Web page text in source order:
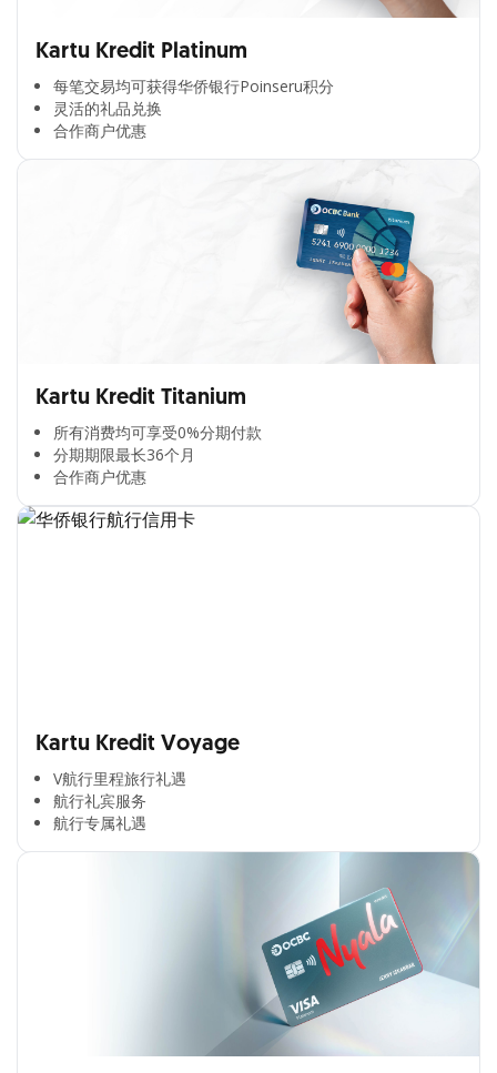
Kartu Kredit Platinum
每笔交易均可获得华侨银行Poinseru积分​
灵活的礼品兑换​
合作商户优惠​
Kartu Kredit Titanium
所有消费均可享受0%分期付款​
分期期限最长36个月​
合作商户优惠​
Kartu Kredit Voyage
V航行里程旅行礼遇
航行礼宾服务
航行专属礼遇